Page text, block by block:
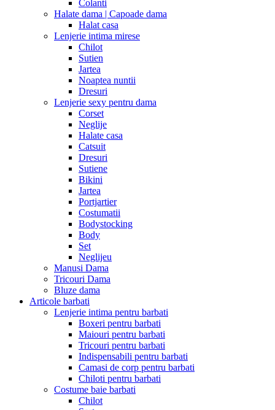
Colanti
Halate dama | Capoade dama
Halat casa
Lenjerie intima mirese
Chilot
Sutien
Jartea
Noaptea nuntii
Dresuri
Lenjerie sexy pentru dama
Corset
Neglije
Halate casa
Catsuit
Dresuri
Sutiene
Bikini
Jartea
Portjartier
Costumatii
Bodystocking
Body
Set
Neglijeu
Manusi Dama
Tricouri Dama
Bluze dama
Articole barbati
Lenjerie intima pentru barbati
Boxeri pentru barbati
Maiouri pentru barbati
Tricouri pentru barbati
Indispensabili pentru barbati
Camasi de corp pentru barbati
Chiloti pentru barbati
Costume baie barbati
Chilot